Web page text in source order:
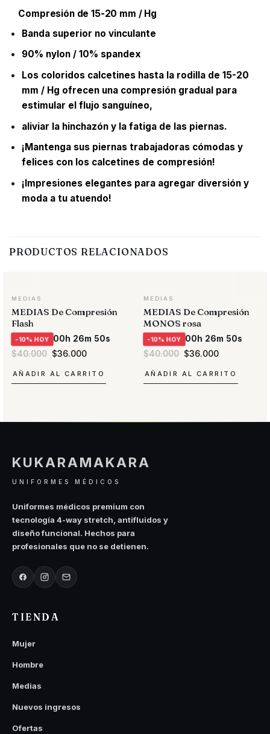
Compresión de 15-20 mm / Hg
Banda superior no vinculante
90% nylon / 10% spandex
Los coloridos calcetines hasta la rodilla de 15-20
mm / Hg ofrecen una compresión gradual para
estimular el flujo sanguíneo,
aliviar la hinchazón y la fatiga de las piernas.
¡Mantenga sus piernas trabajadoras cómodas y
felices con los calcetines de compresión!
¡Impresiones elegantes para agregar diversión y
moda a tu atuendo!
PRODUCTOS RELACIONADOS
MEDIAS
MEDIAS De Compresión
Flash
-10% HOY 00h 26m 50s
$40.000 El
precio
original
era:
$40.000.
$36.000El
actual
es:
$36.000.
AÑADIR AL CARRITO
MEDIAS
MEDIAS De Compresión
MONOS rosa
-10% HOY 00h 26m 50s
$40.000 El
precio
original
era:
$40.000.
$36.000El
actual
es:
$36.000.
AÑADIR AL CARRITO
KUKARAMAKARA
UNIFORMES MÉDICOS
Uniformes médicos premium con
tecnología 4-way stretch, antifluidos y
diseño funcional. Hechos para
profesionales que no se detienen.
TIENDA
Mujer
Hombre
Medias
Nuevos ingresos
Ofertas